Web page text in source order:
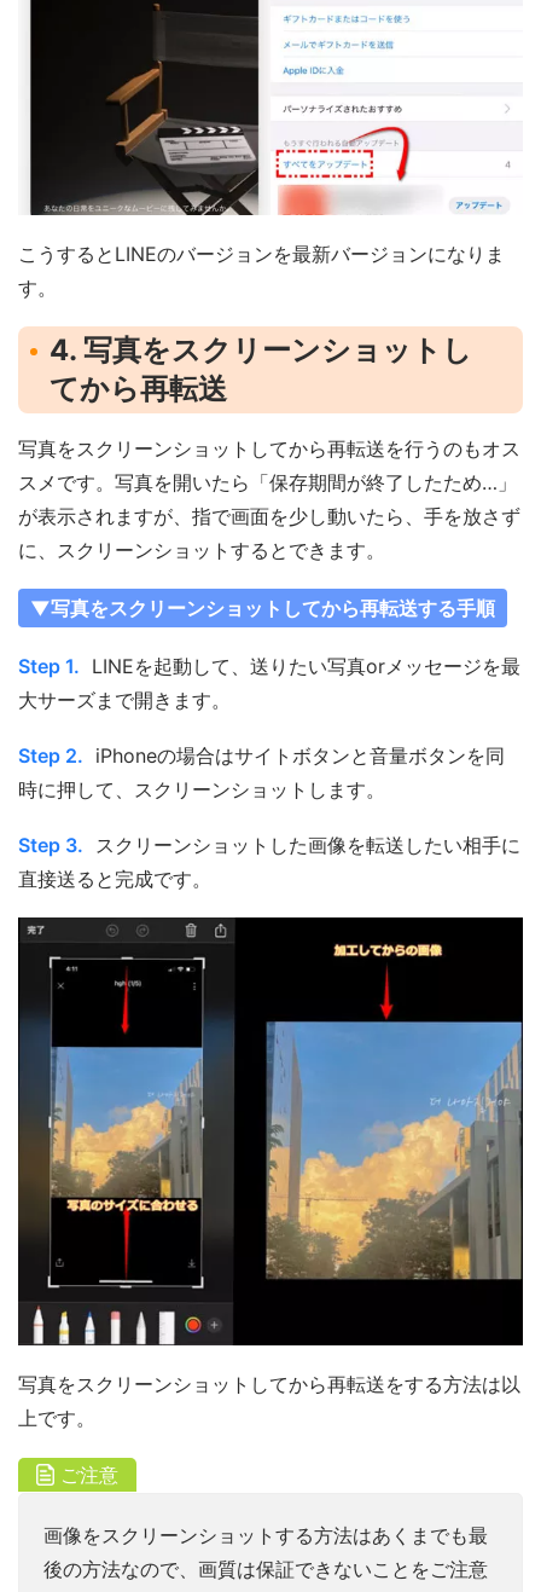
こうするとLINEのバージョンを最新バージョンになりま
す。
4. 写真をスクリーンショットし
てから再転送
写真をスクリーンショットしてから再転送を行うのもオス
スメです。写真を開いたら「保存期間が終了したため…」
が表示されますが、指で画面を少し動いたら、手を放さず
に、スクリーンショットするとできます。
▼写真をスクリーンショットしてから再転送する手順
Step 1. LINEを起動して、送りたい写真orメッセージを最
大サーズまで開きます。
Step 2. iPhoneの場合はサイトボタンと音量ボタンを同
時に押して、スクリーンショットします。
Step 3.
スクリーンショットした画像を転送したい相手に
直接送ると完成です。
写真をスクリーンショットしてから再転送をする方法は以
上です。
ご注意
画像をスクリーンショットする方法はあくまでも最
後の方法なので、画質は保証できないことをご注意